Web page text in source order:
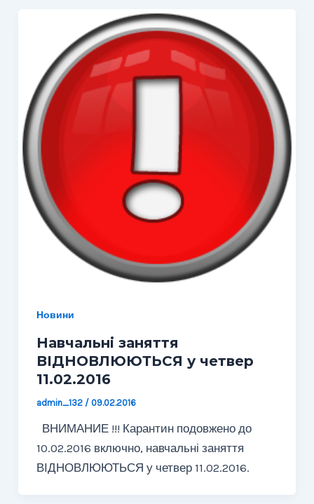
Новини
Навчальні заняття
ВІДНОВЛЮЮТЬСЯ у четвер
11.02.2016
admin_132 / 09.02.2016
ВНИМАНИЕ !!! Карантин подовжено до
10.02.2016 включно, навчальні заняття
ВІДНОВЛЮЮТЬСЯ у четвер 11.02.2016.